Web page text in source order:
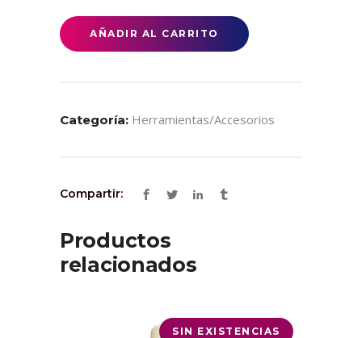
Unidades
54
AÑADIR AL CARRITO
Categoría: Herramientas/accesorios
Compartir:
Productos
relacionados
SIN EXISTENCIAS